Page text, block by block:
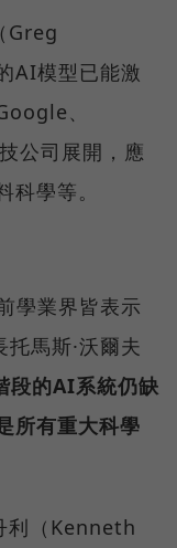
Greg
AI模型已能激
、
公司展開，應
學等。
學業界皆表示
馬斯·沃爾夫
段的AI系統仍缺
所有重大科學
利（Kenneth